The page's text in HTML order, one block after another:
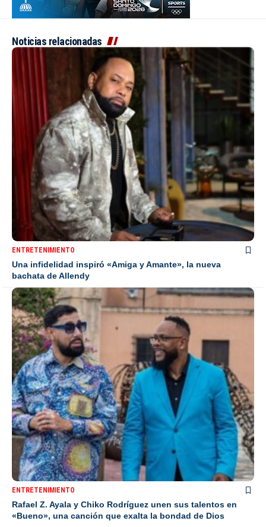
Noticias relacionadas
ENTRETENIMIENTO
Una infidelidad inspiró «Amiga y Amante», la nueva
bachata de Allendy
ENTRETENIMIENTO
Rafael Z. Ayala y Chiko Rodríguez unen sus talentos en
«Bueno», una canción que exalta la bondad de Dios